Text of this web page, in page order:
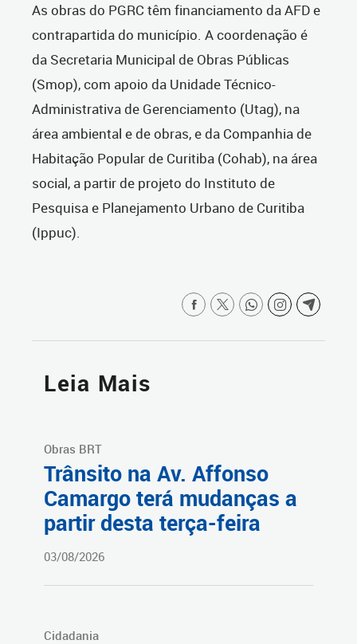
As obras do PGRC têm financiamento da AFD e
contrapartida do município. A coordenação é
da Secretaria Municipal de Obras Públicas
(Smop), com apoio da Unidade Técnico-
Administrativa de Gerenciamento (Utag), na
área ambiental e de obras, e da Companhia de
Habitação Popular de Curitiba (Cohab), na área
social, a partir de projeto do Instituto de
Pesquisa e Planejamento Urbano de Curitiba
(Ippuc).
Leia Mais
Obras BRT
Trânsito na Av. Affonso
Camargo terá mudanças a
partir desta terça-feira
03/08/2026
Cidadania